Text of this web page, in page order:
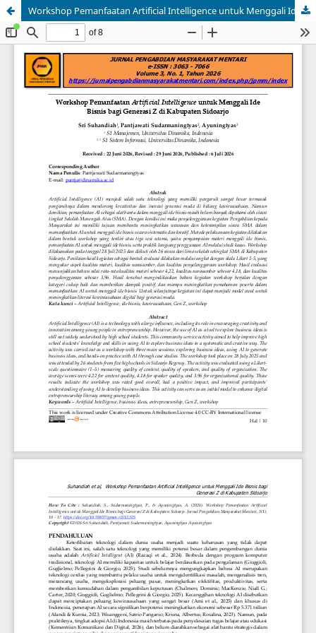
Workshop Pemanfaatan Artificial Intelligence untuk Menggali Ide Bisnis bagi Generasi Z di Kabupaten Sidoarjo